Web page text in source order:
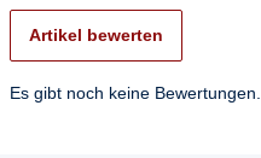
Artikel bewerten
Es gibt noch keine Bewertungen.